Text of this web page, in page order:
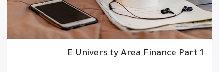
IE University Area Finance Part 1